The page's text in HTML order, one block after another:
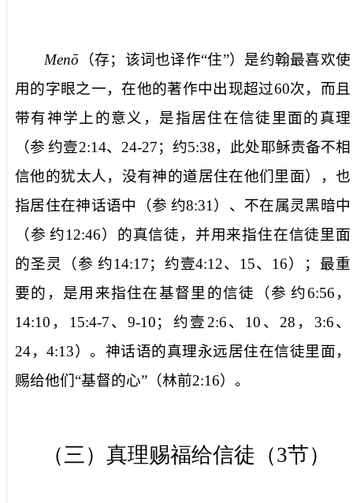
Menō （存；该词也译作“住”）是约翰最喜欢使
用的字眼之一，在他的著作中出现超过60次，而且
带有神学上的意义，是指居住在信徒里面的真理
（参 约壹2:14、 24-27；约5:38，此处耶稣责备不相
信他的犹太人，没有神的道居住在他们里面），也
指居住在神话语中（参 约8:31 ）、不在属灵黑暗中
（参 约12:46）的真信徒，并用来指住在信徒里面
的圣灵（参 约14:17；约壹4:12、 15、 16）；最重
要的，是用来指住在基督里的信徒（参 约6:56 ，
14:10 ， 15:4-7、9-10；约壹 2:6、 10 、 28 ， 3:6、
24， 4:13）。神话语的真理永远居住在信徒里面，
赐给他们“基督的心”（林前2:16）。
（三）真理赐福给信徒（3节）